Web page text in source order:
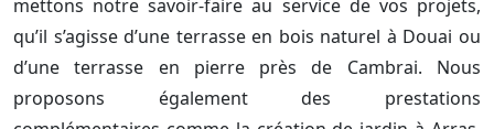
mettons notre savoir-faire au service de vos projets,
qu’il s’agisse d’une terrasse en bois naturel à Douai ou
d’une terrasse en pierre près de Cambrai. Nous
proposons également des prestations